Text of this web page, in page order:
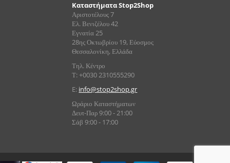
Καταστήματα Stop2Shop
Αριστοτέλους 7
Ελ. Βενιζέλου 42
Εγνατία 25
28ης Οκτωβρίου 19, Εύοσμος
Θεσσαλονίκη, Ελλάδα
Τηλ. Κέντρο
Τ: +0030 2310555290
E: info@stop2shop.gr
Ωράριο Καταστήματων
Δευτ-Παρ 9:00 - 21:00
Σάβ 9:00 - 17:00